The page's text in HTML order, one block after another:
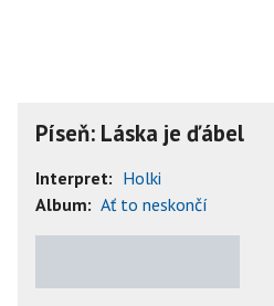
Píseň: Láska je ďábel
Interpret: Holki
Album: Ať to neskončí